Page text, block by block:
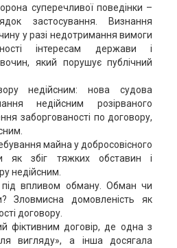
суперечливої поведінки –
застосування. Визнання
у разі недотримання вимоги
інтересам держави і
який порушує публічний
недійсним: нова судова
недійсним розірваного
заборгованості по договору,
майна у добросовісного
як збіг тяжких обставин і
недійсним.
під впливом обману. Обман чи
Зловмисна домовленість як
договору.
фіктивним договір, де одна з
вигляду», а інша досягала